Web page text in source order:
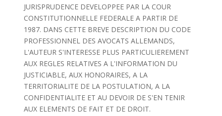
JURISPRUDENCE DEVELOPPEE PAR LA COUR
CONSTITUTIONNELLE FEDERALE A PARTIR DE
1987. DANS CETTE BREVE DESCRIPTION DU CODE
PROFESSIONNEL DES AVOCATS ALLEMANDS,
L'AUTEUR S'INTERESSE PLUS PARTICULIEREMENT
AUX REGLES RELATIVES A L'INFORMATION DU
JUSTICIABLE, AUX HONORAIRES, A LA
TERRITORIALITE DE LA POSTULATION, A LA
CONFIDENTIALITE ET AU DEVOIR DE S'EN TENIR
AUX ELEMENTS DE FAIT ET DE DROIT.